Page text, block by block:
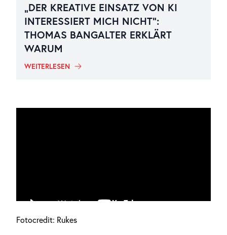
„DER KREATIVE EINSATZ VON KI
INTERESSIERT MICH NICHT“:
THOMAS BANGALTER ERKLÄRT
WARUM
WEITERLESEN
Fotocredit: Rukes